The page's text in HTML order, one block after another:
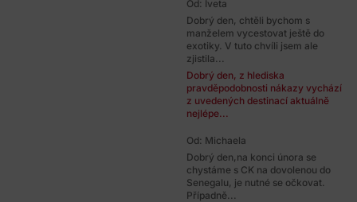
Od: Iveta
Dobrý den, chtěli bychom s
manželem vycestovat ještě do
exotiky. V tuto chvíli jsem ale
zjistila...
Dobrý den, z hlediska
pravděpodobnosti nákazy vychází
z uvedených destinací aktuálně
nejlépe...
Od: Michaela
Dobrý den,na konci února se
chystáme s CK na dovolenou do
Senegalu, je nutné se očkovat.
Případně...